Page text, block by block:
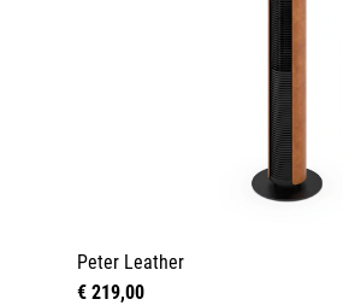
Peter Leather
€219,00